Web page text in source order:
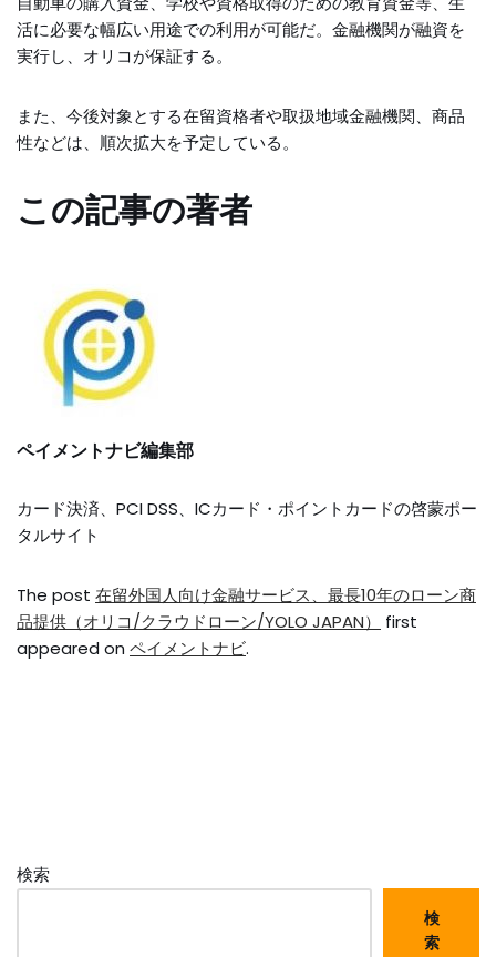
活に必要な幅広い用途での利用が可能だ。金融機関が融資を
実行し、オリコが保証する。
また、今後対象とする在留資格者や取扱地域金融機関、商品
性などは、順次拡大を予定している。
この記事の著者
ペイメントナビ編集部
カード決済、PCI DSS、ICカード・ポイントカードの啓蒙ポー
タルサイト
The post 在留外国人向け金融サービス、最長10年のローン商
品提供（オリコ/クラウドローン/YOLO JAPAN）
first
appeared on ペイメントナビ.
検索
検
索